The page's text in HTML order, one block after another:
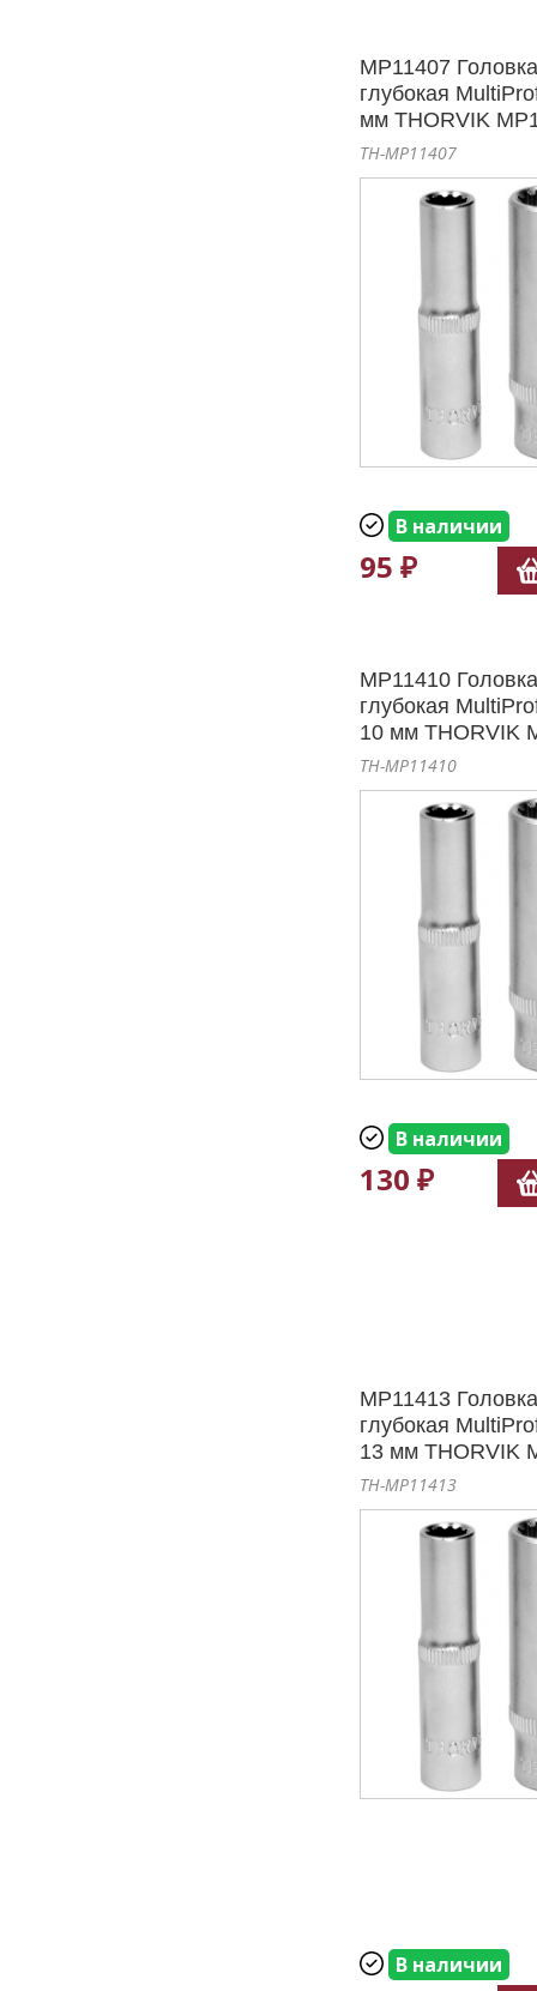
MP11407
глубокая
мм THORVIK
TH-MP11407
В наличии
95 ₽
MP11410
глубокая
10 мм THORVIK
TH-MP11410
В наличии
130 ₽
MP11413
глубокая
13 мм THORVIK
TH-MP11413
В наличии